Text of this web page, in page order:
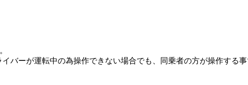
バーが運転中の為操作できない場合でも、同乗者の方が操作する事